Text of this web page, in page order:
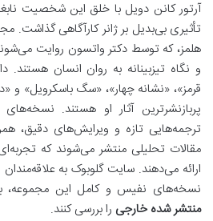
آرتور کانن دویل با خلق این شخصیت
تأثیری بی‌بدیل بر ژانر کارآگاهی
هلمز، که توسط دکتر واتسون روایت
و نگاه تیزبینانه به روان انسان هستند.
قرمز»، «نشانه چهار»، «سگ باسکرویل»
پربازنشرترین آثار او هستند.
ترجمه‌هایی تازه و ویرایش‌های دقیق،
مقالات تحلیلی منتشر می‌شوند که
ارائه می‌دهند. سایت گلوبوک به
نسخه‌های نفیس و کامل این
منتشر شده خارجی را بررسی کنند.